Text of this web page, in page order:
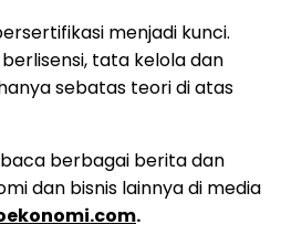
menjadi kunci.
tata kelola dan
sebatas teori di atas
berbagai berita dan
dan bisnis lainnya di media
.